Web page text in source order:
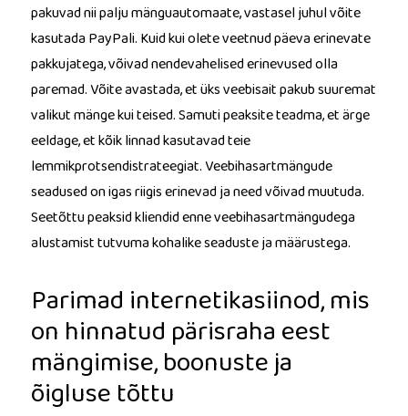
pakuvad nii palju mänguautomaate, vastasel juhul võite
kasutada PayPali. Kuid kui olete veetnud päeva erinevate
pakkujatega, võivad nendevahelised erinevused olla
paremad. Võite avastada, et üks veebisait pakub suuremat
valikut mänge kui teised. Samuti peaksite teadma, et ärge
eeldage, et kõik linnad kasutavad teie
lemmikprotsendistrateegiat. Veebihasartmängude
seadused on igas riigis erinevad ja need võivad muutuda.
Seetõttu peaksid kliendid enne veebihasartmängudega
alustamist tutvuma kohalike seaduste ja määrustega.
Parimad internetikasiinod, mis
on hinnatud pärisraha eest
mängimise, boonuste ja
õigluse tõttu